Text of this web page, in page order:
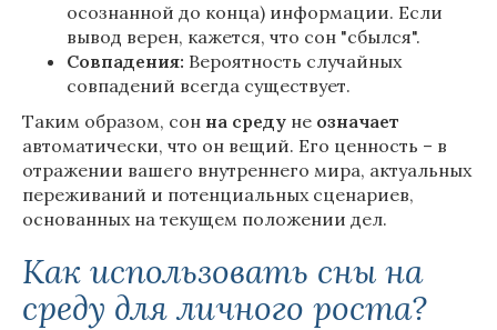
осознанной до конца) информации. Если
вывод верен, кажется, что сон "сбылся".
Совпадения: Вероятность случайных
совпадений всегда существует.
Таким образом, сон на среду не означает
автоматически, что он вещий. Его ценность – в
отражении вашего внутреннего мира, актуальных
переживаний и потенциальных сценариев,
основанных на текущем положении дел.
Как использовать сны на
среду для личного роста?